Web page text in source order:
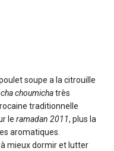
soupe a la citrouille
choumichatrès
traditionnelle
le ramadan 2011, plus la
aromatiques.
mieux dormir et lutter